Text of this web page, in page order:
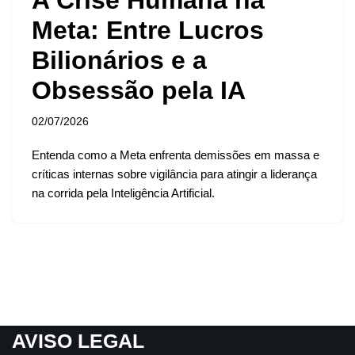
Meta: Entre Lucros
Bilionários e a
Obsessão pela IA
02/07/2026
Entenda como a Meta enfrenta demissões em massa e
críticas internas sobre vigilância para atingir a liderança
na corrida pela Inteligência Artificial.
AVISO LEGAL